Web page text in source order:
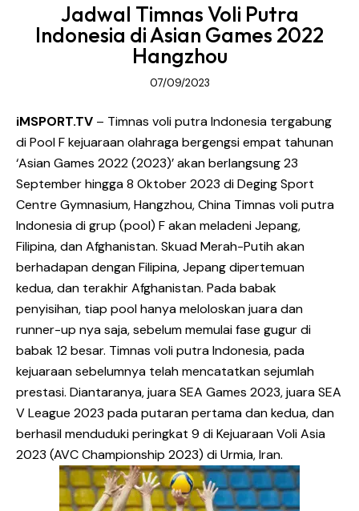
Jadwal Timnas Voli Putra
Indonesia di Asian Games 2022
Hangzhou
07/09/2023
iMSPORT.TV – Timnas voli putra Indonesia tergabung
di Pool F kejuaraan olahraga bergengsi empat tahunan
‘Asian Games 2022 (2023)’ akan berlangsung 23
September hingga 8 Oktober 2023 di Deging Sport
Centre Gymnasium, Hangzhou, China Timnas voli putra
Indonesia di grup (pool) F akan meladeni Jepang,
Filipina, dan Afghanistan. Skuad Merah-Putih akan
berhadapan dengan Filipina, Jepang dipertemuan
kedua, dan terakhir Afghanistan. Pada babak
penyisihan, tiap pool hanya meloloskan juara dan
runner-up nya saja, sebelum memulai fase gugur di
babak 12 besar. Timnas voli putra Indonesia, pada
kejuaraan sebelumnya telah mencatatkan sejumlah
prestasi. Diantaranya, juara SEA Games 2023, juara SEA
V League 2023 pada putaran pertama dan kedua, dan
berhasil menduduki peringkat 9 di Kejuaraan Voli Asia
2023 (AVC Championship 2023) di Urmia, Iran.